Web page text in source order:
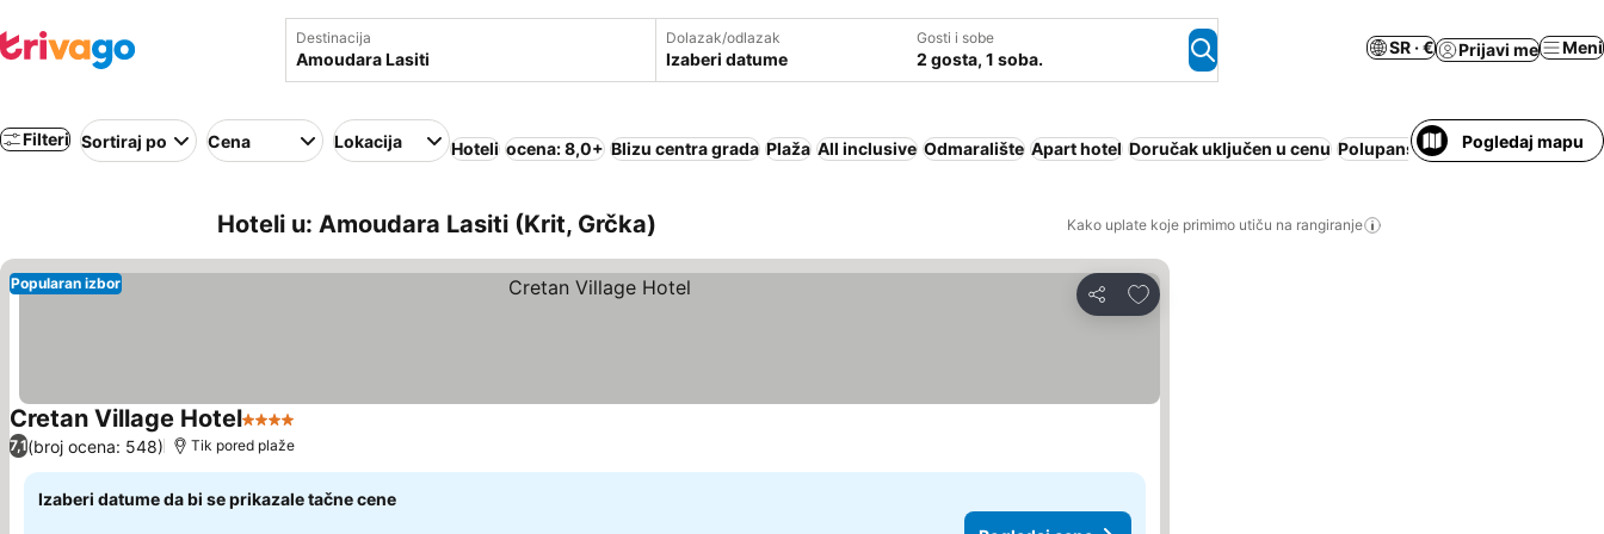
Destinacija Dolazak/odlazak
Izaberi datume
Gosti i sobe
2 gosta, 1 soba.
SR · € Prijavi me Meni
Filteri Sortiraj po Cena Lokacija Hoteli ocena: 8,0+ Blizu centra grada Plaža All inclusive Odmaralište Apart hotel Doručak uključen u cenu Polupansion Bazen Prilaz za
Pogledaj mapu
Hoteli u: Amoudara Lasiti (Krit, Grčka) Kako uplate koje primimo utiču na rangiranje
Deli
Dodati u favorite
Popularan izbor
Cretan Village Hotel4 Zvezdice
7,1(broj ocena: 548) Tik pored plaže
Izaberi datume da bi se prikazale tačne cene